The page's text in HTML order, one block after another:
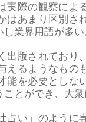
実際の観察によ
はあまり区別さ
し業界用語が多
出版されており
えるようなもの
能を必要としな
とができ、大
占い」のように